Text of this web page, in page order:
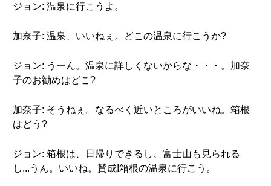
ジョン: 温泉に行こうよ。
加奈子: 温泉、いいねぇ。どこの温泉に行こうか?
ジョン: うーん。温泉に詳しくないからな・・・。加奈
子のお勧めはどこ?
加奈子: そうねぇ。なるべく近いところがいいね。箱根
はどう?
ジョン: 箱根は、日帰りできるし、富士山も見られる
し...うん。いいね。賛成!箱根の温泉に行こう。